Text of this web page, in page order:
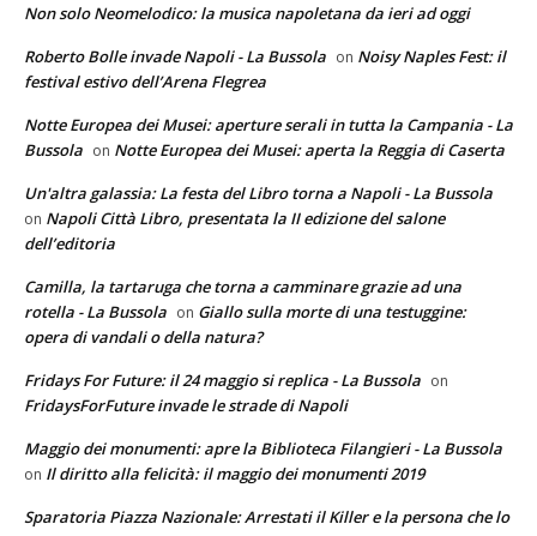
Non solo Neomelodico: la musica napoletana da ieri ad oggi
Roberto Bolle invade Napoli - La Bussola on Noisy Naples Fest: il
festival estivo dell’Arena Flegrea
Notte Europea dei Musei: aperture serali in tutta la Campania - La
Bussola on Notte Europea dei Musei: aperta la Reggia di Caserta
Un'altra galassia: La festa del Libro torna a Napoli - La Bussola
on Napoli Città Libro, presentata la II edizione del salone
dell’editoria
Camilla, la tartaruga che torna a camminare grazie ad una
rotella - La Bussola on Giallo sulla morte di una testuggine:
opera di vandali o della natura?
Fridays For Future: il 24 maggio si replica - La Bussola on
FridaysForFuture invade le strade di Napoli
Maggio dei monumenti: apre la Biblioteca Filangieri - La Bussola
on Il diritto alla felicità: il maggio dei monumenti 2019
Sparatoria Piazza Nazionale: Arrestati il Killer e la persona che lo